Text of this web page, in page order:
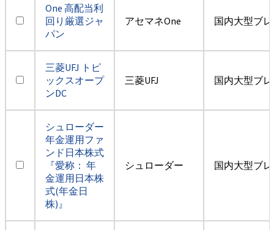
One 高配当利
回り厳選ジャ
パン
アセマネOne 国内大型ブ
三菱UFJ トピ
ックスオープ
ンDC
三菱UFJ 国内大型ブ
シュローダー
年金運用ファ
ンド日本株式
『愛称： 年
金運用日本株
式(年金日
株)』
シュローダー 国内大型ブ